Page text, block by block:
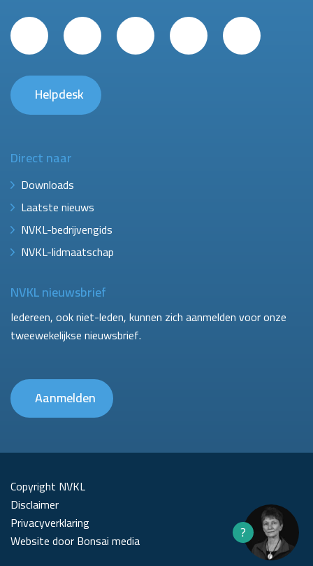
Helpdesk
Direct naar
Downloads
Laatste nieuws
NVKL-bedrijvengids
NVKL-lidmaatschap
NVKL nieuwsbrief
Iedereen, ook niet-leden, kunnen zich aanmelden voor onze
tweewekelijkse nieuwsbrief.
Aanmelden
Copyright NVKL
Disclaimer
Privacyverklaring
Website door Bonsai media
?